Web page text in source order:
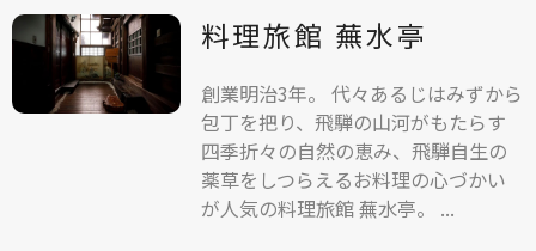
料理旅館 蕪水亭
創業明治3年。 代々あるじはみずから
包丁を把り、飛騨の山河がもたらす
四季折々の自然の恵み、飛騨自生の
薬草をしつらえるお料理の心づかい
が人気の料理旅館 蕪水亭。 ...